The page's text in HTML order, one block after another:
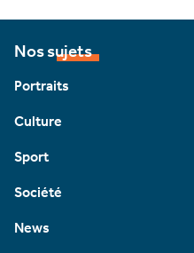
Nos sujets
Portraits
Culture
Sport
Société
News